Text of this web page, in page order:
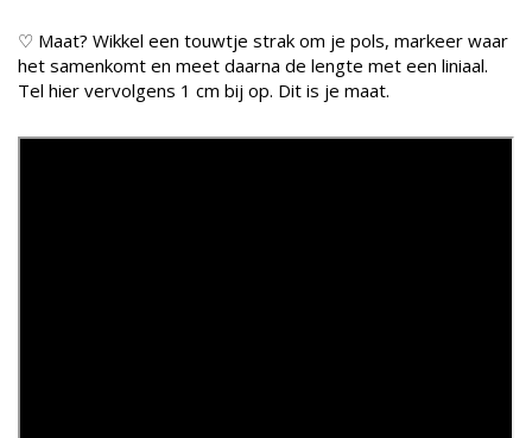
♡ Maat? Wikkel een touwtje strak om je pols, markeer waar
het samenkomt en meet daarna de lengte met een liniaal.
Tel hier vervolgens 1 cm bij op. Dit is je maat.